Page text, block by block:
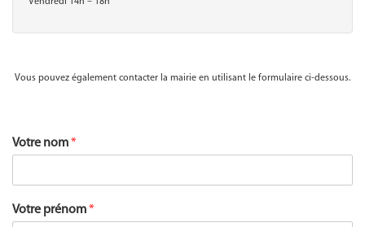
Vous pouvez également contacter la mairie en utilisant le formulaire ci-dessous.
Votre nom*
Votre prénom*